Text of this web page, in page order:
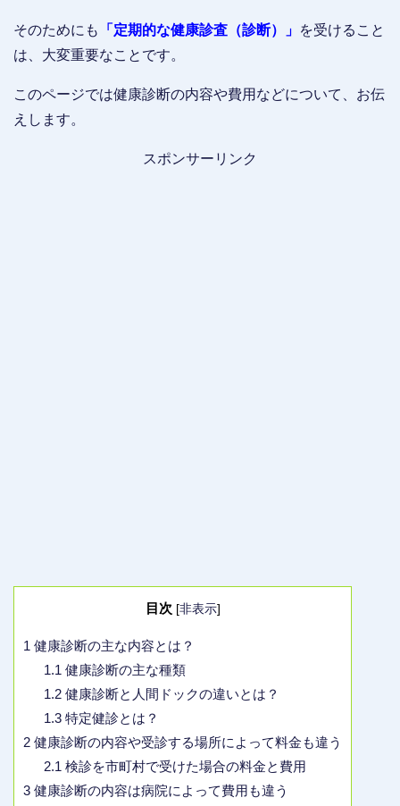
そのためにも 「定期的な健康診査（診断）」 を受けること
は、大変重要なことです。
このページでは健康診断の内容や費用などについて、お伝
えします。
スポンサーリンク
目次 [非表示]
1 健康診断の主な内容とは？
1.1 健康診断の主な種類
1.2健康診断と人間ドックの違いとは？
1.3特定健診とは？
2 健康診断の内容や受診する場所によって料金も違う
2.1 検診を市町村で受けた場合の料金と費用
3 健康診断の内容は病院によって費用も違う